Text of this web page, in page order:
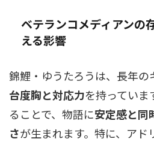
ベテランコメディアンの
える影響
錦鯉・ゆうたろうは、長年の
台度胸と対応力を持っていま
ることで、物語に安定感と同
さが生まれます。特に、アド